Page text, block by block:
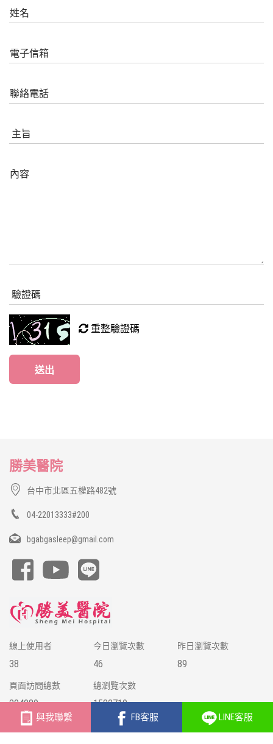
姓名
電子信箱
聯絡電話
主旨
內容
驗證碼
重整驗證碼
與我聯繫 FB客服 LINE客服
勝美醫院
台中市北區五權路482號
04-22013333#200
bgabgasleep@gmail.com
線上使用者
38
今日瀏覽次數
46
昨日瀏覽次數
89
頁面訪問總數
204089
總瀏覽次數
1582710